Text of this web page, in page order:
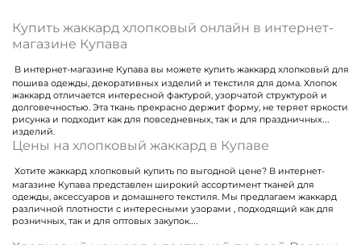
Купить жаккард хлопковый онлайн в интернет-
магазине Купава
В интернет-магазине Купава вы можете купить жаккард хлопковый для
пошива одежды, декоративных изделий и текстиля для дома. Хлопок
жаккард отличается интересной фактурой, узорчатой структурой и
долговечностью. Эта ткань прекрасно держит форму, не теряет яркости
рисунка и подходит как для повседневных, так и для праздничных
изделий.
Цены на хлопковый жаккард в Купаве
Хотите жаккард хлопковый купить по выгодной цене? В интернет-
магазине Купава представлен широкий ассортимент тканей для
одежды, аксессуаров и домашнего текстиля. Мы предлагаем жаккард
различной плотности с интересными узорами , подходящий как для
розничных, так и для оптовых закупок.